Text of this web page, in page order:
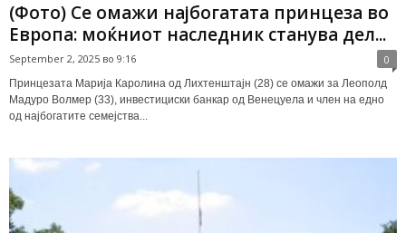
(Фото) Се омажи најбогатата принцеза во
Европа: моќниот наследник станува дел...
September 2, 2025 во 9:16 0
Принцезата Марија Каролина од Лихтенштајн (28) се омажи за Леополд
Мадуро Волмер (33), инвестициски банкар од Венецуела и член на едно
од најбогатите семејства...